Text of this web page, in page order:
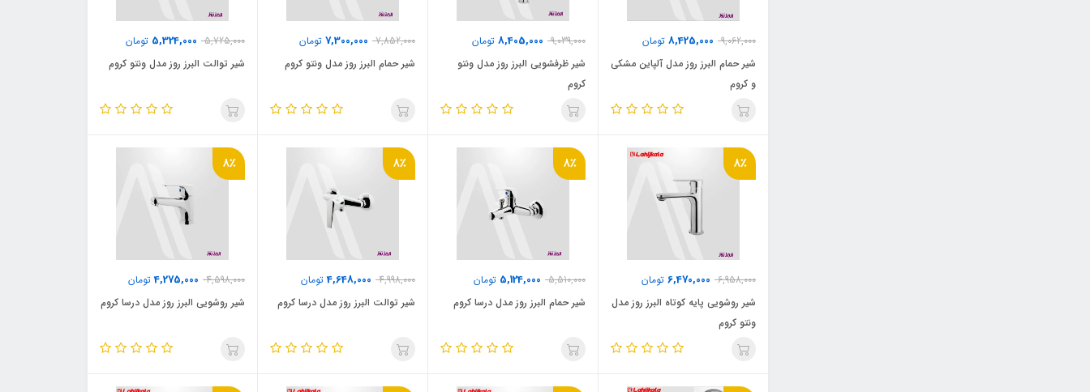
9,062,000
8,425,000 تومان
شیر حمام البرز روز مدل آلپاین مشکی
و کروم
9,039,000
8,405,000 تومان
شیر ظرفشویی البرز روز مدل ونتو
کروم
7,852,000
7,300,000 تومان
شیر حمام البرز روز مدل ونتو کروم
5,725,000
5,324,000 تومان
شیر توالت البرز روز مدل ونتو کروم
8٪
6,958,000
6,470,000 تومان
شیر روشویی پایه کوتاه البرز روز مدل
ونتو کروم
8٪
5,510,000
5,124,000 تومان
شیر حمام البرز روز مدل درسا کروم
8٪
4,998,000
4,648,000تومان
شیر توالت البرز روز مدل درسا کروم
8٪
4,598,000
4,275,000تومان
شیر روشویی البرز روز مدل درسا کروم